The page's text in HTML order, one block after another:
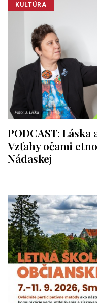
KULTÚRA
PODCAST:
Vzťahy očami
Nádaskej